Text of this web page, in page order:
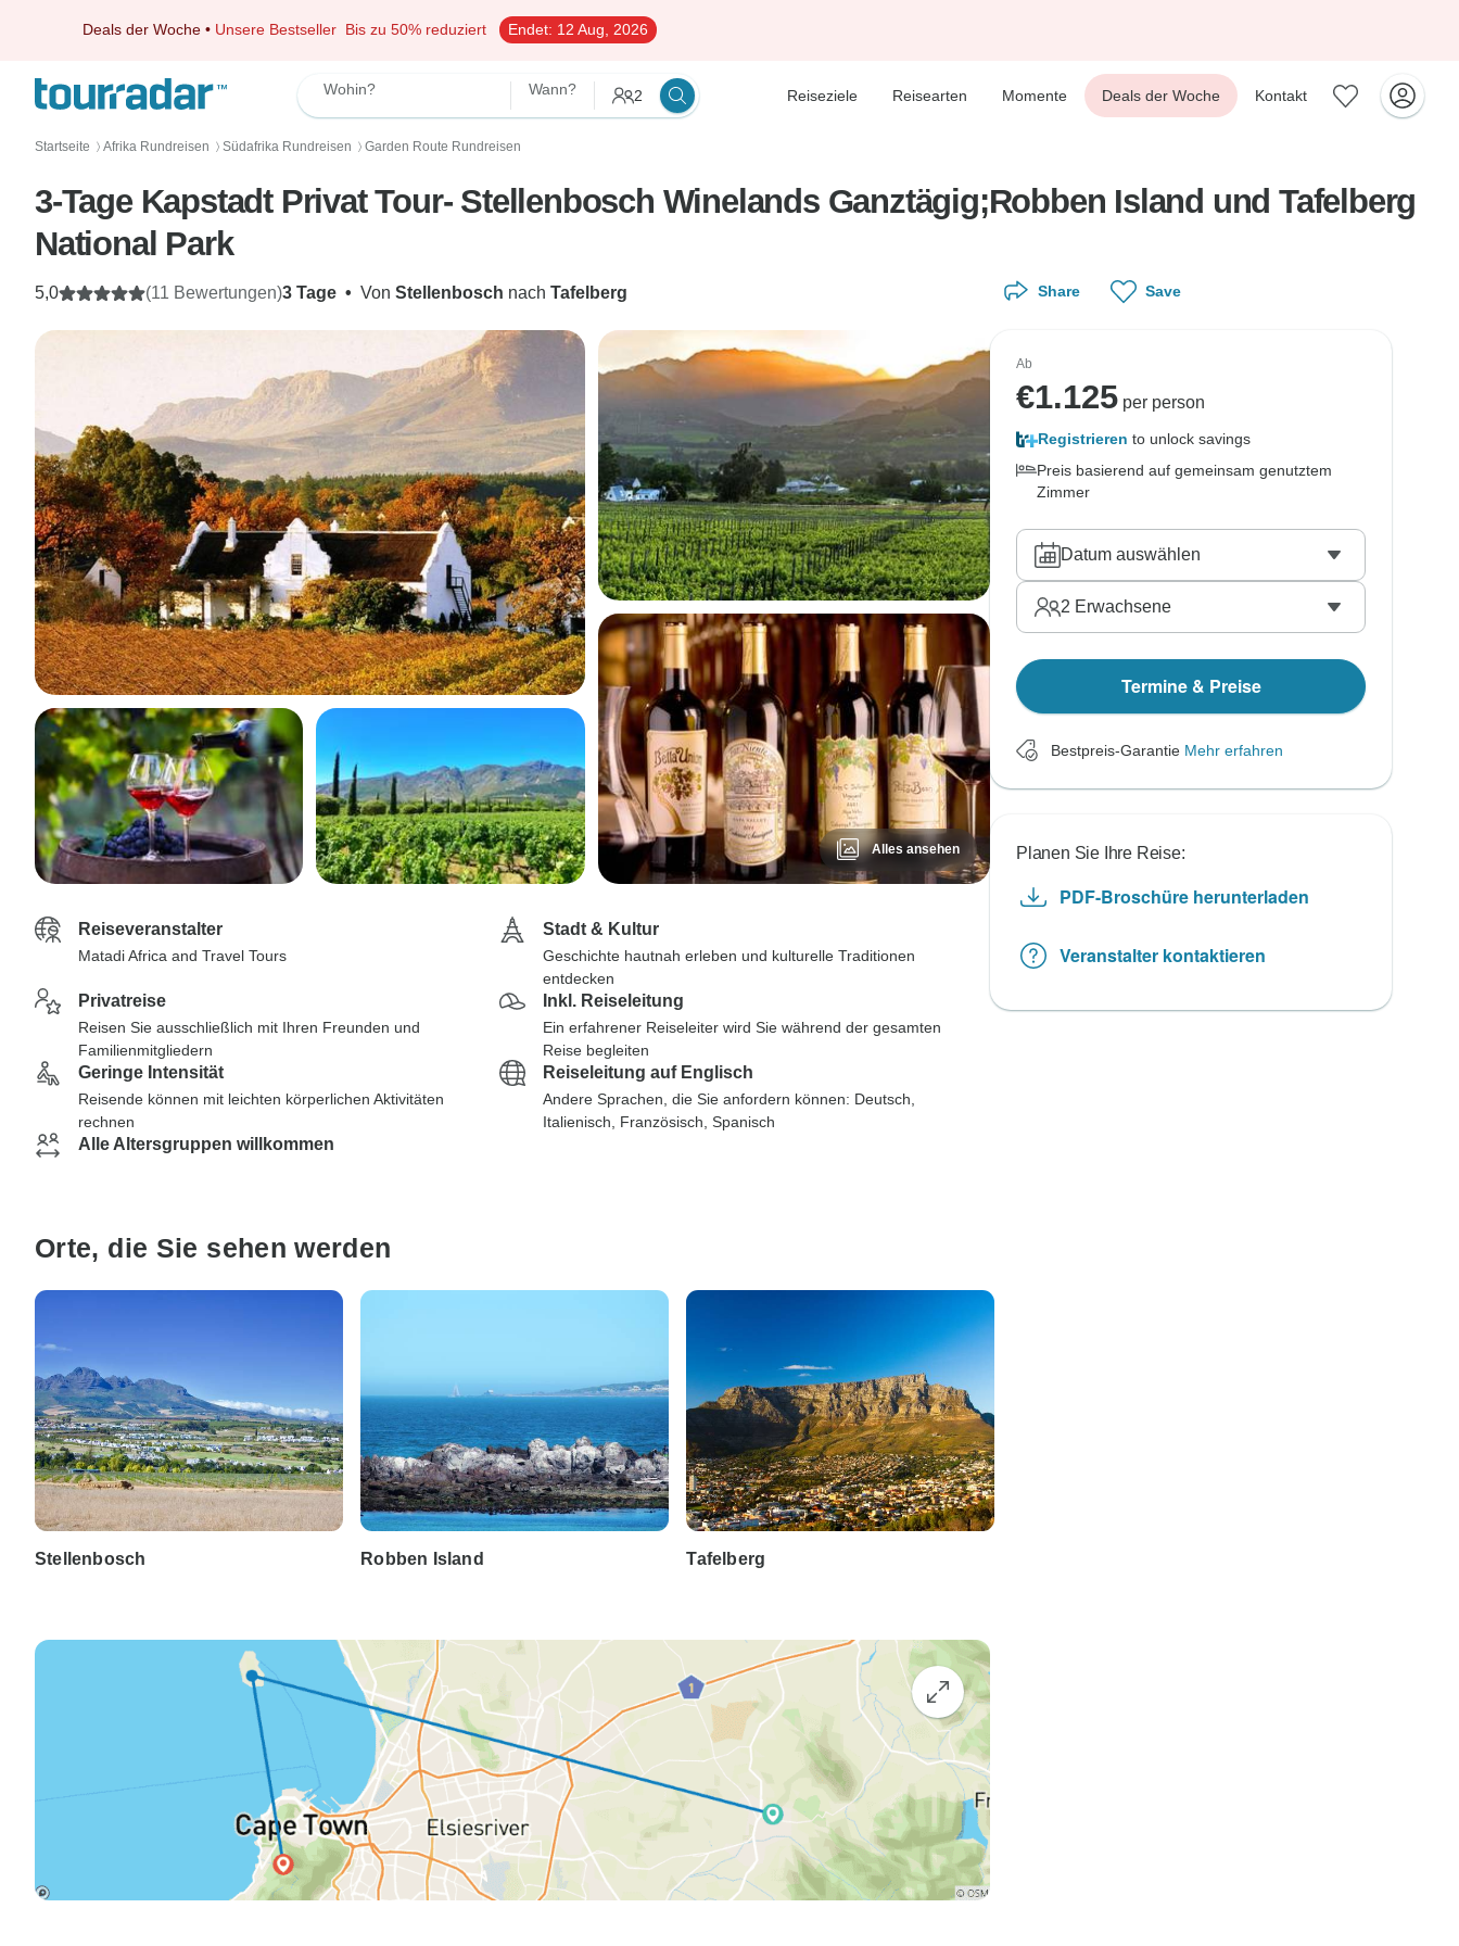
Deals der Woche • Unsere Bestseller Bis zu 50% reduziert Endet: 12 Aug, 2026
Wohin? Wann? 2 Reiseziele Reisearten Momente Deals der Woche Kontakt
Startseite 〉 Afrika Rundreisen 〉 Südafrika Rundreisen 〉 Garden Route Rundreisen
3-Tage Kapstadt Privat Tour- Stellenbosch Winelands Ganztägig;Robben Island und Tafelberg
National Park
3 Tage • Von Stellenbosch nach Tafelberg
5,0 (11 Bewertungen)
Alles ansehen
Reiseveranstalter
Matadi Africa and Travel Tours
Stadt & Kultur
Geschichte hautnah erleben und kulturelle Traditionen
entdecken
Privatreise
Reisen Sie ausschließlich mit Ihren Freunden und
Familienmitgliedern
Inkl. Reiseleitung
Ein erfahrener Reiseleiter wird Sie während der gesamten
Reise begleiten
Geringe Intensität
Reisende können mit leichten körperlichen Aktivitäten
rechnen
Reiseleitung auf Englisch
Andere Sprachen, die Sie anfordern können: Deutsch,
Italienisch, Französisch, Spanisch
Alle Altersgruppen willkommen
Orte, die Sie sehen werden
Stellenbosch Robben Island Tafelberg
Share Save
Ab
€1.125 per person
Registrieren to unlock savings
Preis basierend auf gemeinsam genutztem
Zimmer
Datum auswählen
2 Erwachsene
Termine & Preise
Bestpreis-Garantie Mehr erfahren
Planen Sie Ihre Reise:
PDF-Broschüre herunterladen
Veranstalter kontaktieren